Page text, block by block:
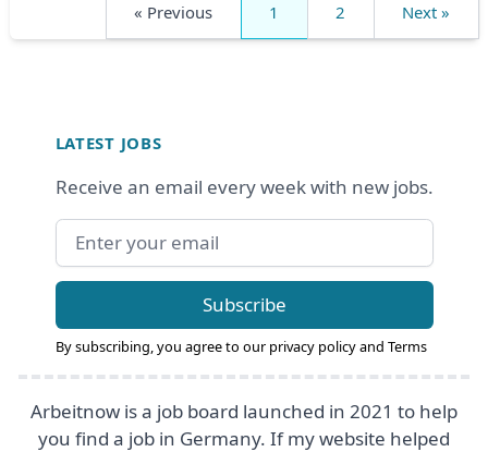
« Previous 1 2 Next »
LATEST JOBS
Receive an email every week with new jobs.
Email address
Subscribe
By subscribing, you agree to our privacy policyand Terms
Arbeitnow is a job board launched in 2021 to help
you find a job in Germany. If my website helped